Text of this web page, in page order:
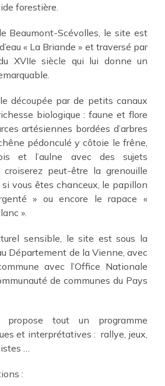
forestière.
Beaumont-Scévolles, le site est
« La Briande » et traversé par
XVIIe siècle qui lui donne un
découpée par de petits canaux
biologique : faune et flore
artésiennes bordées d’arbres
pédonculé y côtoie le frêne,
et l’aulne avec des sujets
croiserez peut-être la grenouille
si vous êtes chanceux, le papillon
» ou encore le rapace «
».
sensible, le site est sous la
Département de la Vienne, avec
avec l’Office Nationale
de communes du Pays
propose tout un programme
et interprétatives : rallye, jeux,
…
: